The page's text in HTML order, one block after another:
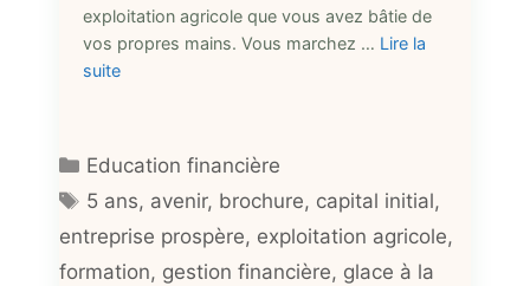
exploitation agricole que vous avez bâtie de
vos propres mains. Vous marchez … Lire la
suite
Catégories
Education financière
Étiquettes
5 ans, avenir, brochure, capital initial,
entreprise prospère, exploitation agricole,
formation, gestion financière, glace à la